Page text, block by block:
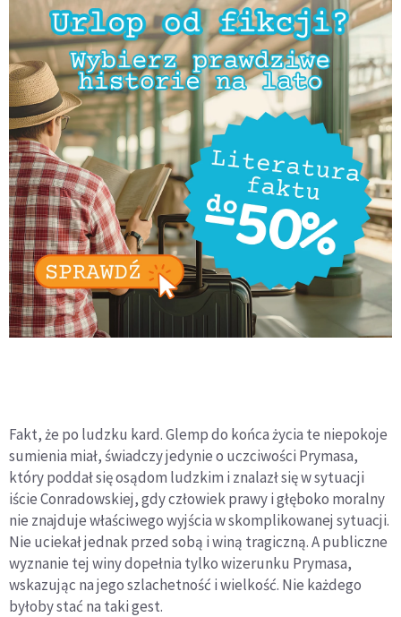
Fakt, że po ludzku kard. Glemp do końca życia te niepokoje
sumienia miał, świadczy jedynie o uczciwości Prymasa,
który poddał się osądom ludzkim i znalazł się w sytuacji
iście Conradowskiej, gdy człowiek prawy i głęboko moralny
nie znajduje właściwego wyjścia w skomplikowanej sytuacji.
Nie uciekał jednak przed sobą i winą tragiczną. A publiczne
wyznanie tej winy dopełnia tylko wizerunku Prymasa,
wskazując na jego szlachetność i wielkość. Nie każdego
byłoby stać na taki gest.